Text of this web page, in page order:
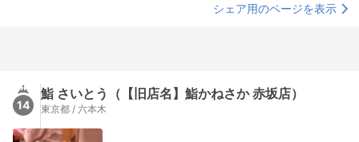
シェア用のページを表示
14
鮨 さいとう（【旧店名】鮨かねさか 赤坂店）
東京都 / 六本木